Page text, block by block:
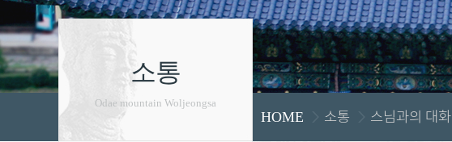
소통
Odae mountain Woljeongsa
HOME 소통 스님과의 대화